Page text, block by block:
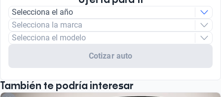
Selecciona el año
Selecciona la marca
Selecciona el modelo
Cotizar auto
También te podría interesar